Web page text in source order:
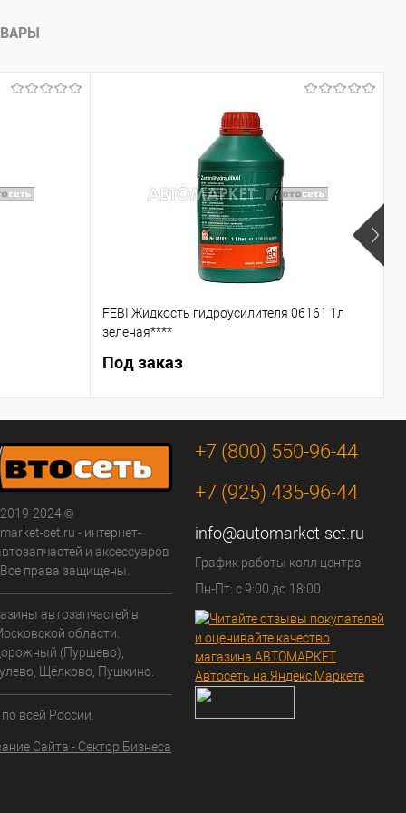
FEBI Жидкость гидроусилителя 06161 1л
зеленая****
Под заказ
2024 ©
set.ru - интернет-
и аксессуаров
права защищены.
автозапчастей в
области:
(Пуршево),
Щёлково, Пушкино.
всей России.
Сайта - Сектор Бизнеса
+7 (800) 550-96-44
+7 (925) 435-96-44
info@automarket-set.ru
График работы колл центра
Пн-Пт: с 9:00 до 18:00